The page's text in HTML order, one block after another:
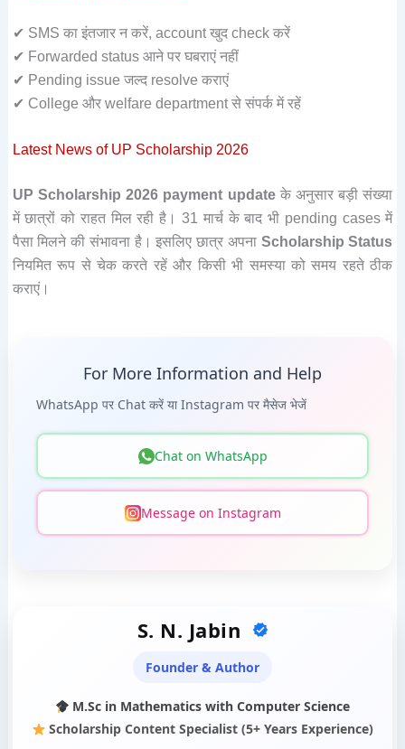
✔ SMS का इंतजार न करें, account खुद check करें
✔ Forwarded status आने पर घबराएं नहीं
✔ Pending issue जल्द resolve कराएं
✔ College और welfare department से संपर्क में रहें
Latest News of UP Scholarship 2026
UP Scholarship 2026 payment updateके अनुसार बड़ी संख्या
में छात्रों को राहत मिल रही है। 31 मार्च के बाद भी pending cases में
पैसा मिलने की संभावना है। इसलिए छात्र अपना Scholarship Status
नियमित रूप से चेक करते रहें और किसी भी समस्या को समय रहते ठीक
कराएं।
For More Information and Help
WhatsApp पर Chat करें या Instagram पर मैसेज भेजें
Chat on WhatsApp
Message on Instagram
S. N. Jabin
Founder & Author
M.Sc in Mathematics with Computer Science
Scholarship Content Specialist (5+ Years Experience)